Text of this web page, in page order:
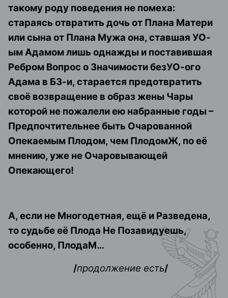
такому роду поведения не помеха:
стараясь отвратить дочь от Плана Матери
или сына от Плана Мужа она, ставшая УО-
ым Адамом лишь однажды и поставившая
Ребром Вопрос о Значимости безУО-ого
Адама в Б3-и, старается предотвратить
своё возвращение в образ жены Чары
которой не пожалели ею набранные годы –
Предпочтительнее быть Очарованной
Опекаемым Плодом, чем ПлодомЖ, по её
мнению, уже не Очаровывающей
Опекающего!
А, если не Многодетная, ещё и Разведена,
то судьбе её Плода Не Позавидуешь,
особенно, ПлодаМ…
/продолжение есть/